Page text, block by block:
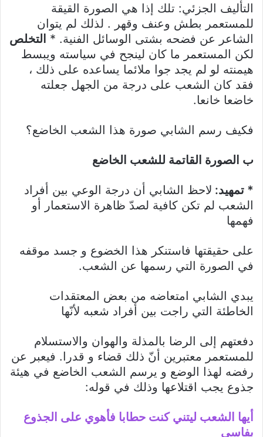
التأليف الجزئي: تلك إذا هي الصورة القيقة
للمستعمر بطش وعنف وقهر . لذلك لم يتوان
الشاعر عن فضحه بشتى الوسائل الفنية. * التخلص
لكن المستعمر ما كان لينجح في سياسته ويبسط
هيمنته لو لم يجد جوا ملائما يساعده على ذلك ،
فقد كان الشعب على درجة من الجهل جعلته
خاضعا خانعا.
فكيف رسم الشابي صورة هذا الشعب الخاضع؟
ب الصورة القاتمة للشعب الخاضع
* تمهيد: لاحظ الشابي أن درجة الوعي بين أفراد
الشعب لم تكن كافية لصدّ ظاهرة الاستعمار أو
فهمها
على حقيقتها فاستنكر هذا الخضوع و جسد موقفه
في الصورة التي رسمها عن الشعب.
يبدي الشابي امتعاضه من بعض المعتقدات
الخاطئة التي راجت بين أفراد شعبه لأنّها
دفعتهم إلى الرضا بالمذلة والهوان والاستسلام
للمستعمر معتبرين أنّ ذلك قضاء و قدرا. فيعبر عن
رفضه لهذا الوضع و يرسم الشعب الخاضع في هيئة
جذوع يجب اقتلاعها وذلك في قوله:
أيها الشعب ليتني كنت حطابا فأهوي على الجذوع
بفاسي